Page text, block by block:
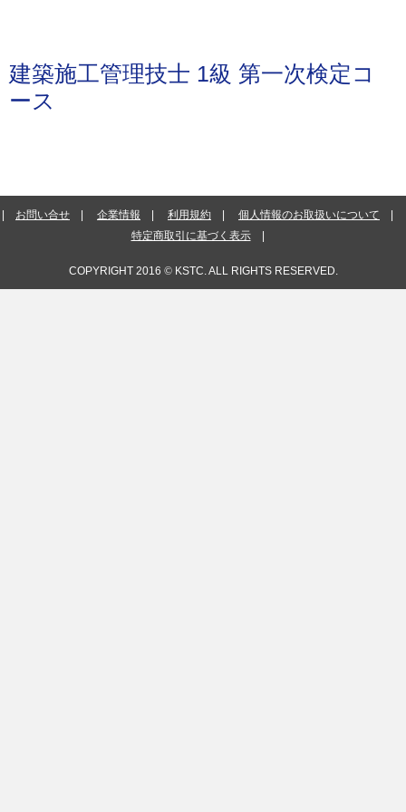
建築施工管理技士 1級 第一次検定コ
ース
お問い合せ 企業情報 利用規約
個人情報のお取扱いについて
特定商取引に基づく表示
COPYRIGHT 2016 ©KSTC. ALL RIGHTS RESERVED.